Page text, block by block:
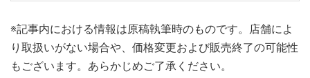
※記事内における情報は原稿執筆時のものです。店舗によ
り取扱いがない場合や、価格変更および販売終了の可能性
もございます。あらかじめご了承ください。